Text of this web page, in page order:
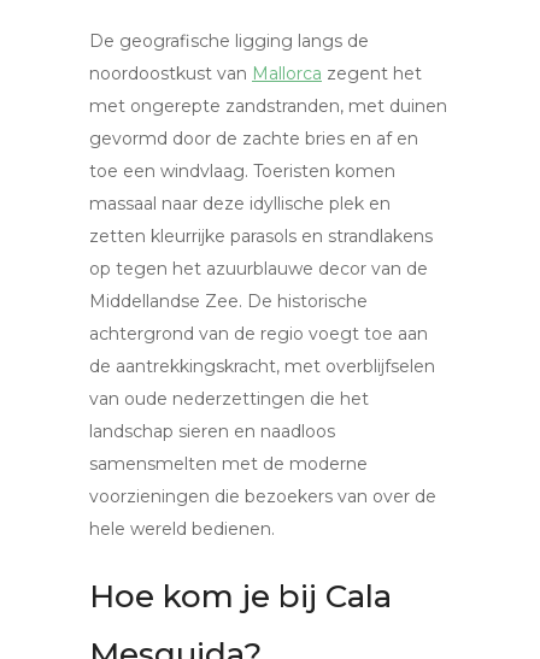
De geografische ligging langs de
noordoostkust van Mallorca zegent het
met ongerepte zandstranden, met duinen
gevormd door de zachte bries en af en
toe een windvlaag. Toeristen komen
massaal naar deze idyllische plek en
zetten kleurrijke parasols en strandlakens
op tegen het azuurblauwe decor van de
Middellandse Zee. De historische
achtergrond van de regio voegt toe aan
de aantrekkingskracht, met overblijfselen
van oude nederzettingen die het
landschap sieren en naadloos
samensmelten met de moderne
voorzieningen die bezoekers van over de
hele wereld bedienen.
Hoe kom je bij Cala